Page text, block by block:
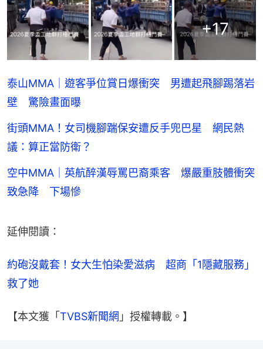
+17
泰山MMA｜遊客爭位賞日爆衝突 男遭起飛腳踢落岩
壁 驚險畫面曝
街頭MMA！女司機腳踹保安遭反手兜巴星 網民熱
議：算正當防衛？
空中MMA｜英航醉漢辱罵巴裔乘客 爆嚴重肢體衝突
致急降 下場慘
延伸閱讀：
約砲沒戴套！女大生怕染愛滋病　超商「1隱藏服務」
救了她
【本文獲「TVBS新聞網 」授權轉載。】